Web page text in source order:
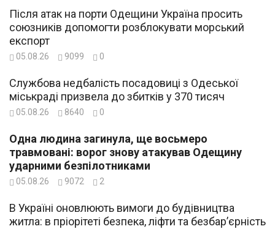
Після атак на порти Одещини Україна просить
союзників допомогти розблокувати морський
експорт
05.08.26 9099 0
Службова недбалість посадовиці з Одеської
міськраді призвела до збитків у 370 тисяч
05.08.26 8640 0
Одна людина загинула, ще восьмеро
травмовані: ворог знову атакував Одещину
ударними безпілотниками
05.08.26 9072 2
В Україні оновлюють вимоги до будівництва
житла: в пріорітеті безпека, ліфти та безбар’єрність